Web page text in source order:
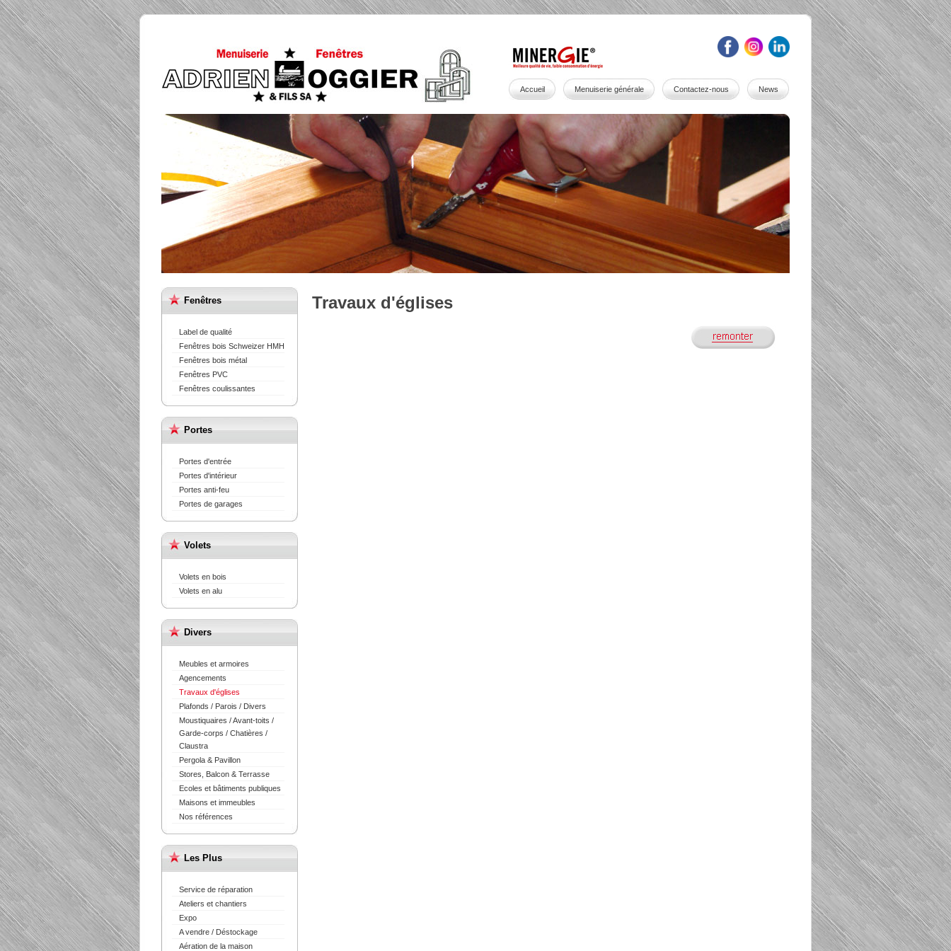
Accueil Menuiserie générale Contactez-nous News
Fenêtres
Label de qualité
Fenêtres bois Schweizer HMH
Fenêtres bois métal
Fenêtres PVC
Fenêtres coulissantes
Portes
Portes d'entrée
Portes d'intérieur
Portes anti-feu
Portes de garages
Volets
Volets en bois
Volets en alu
Divers
Meubles et armoires
Agencements
Travaux d'églises
Plafonds / Parois / Divers
Moustiquaires / Avant-toits /
Garde-corps / Chatières /
Claustra
Pergola & Pavillon
Stores, Balcon & Terrasse
Ecoles et bâtiments publiques
Maisons et immeubles
Nos références
Les Plus
Service de réparation
Ateliers et chantiers
Expo
A vendre / Déstockage
Aération de la maison
Travaux d'églises